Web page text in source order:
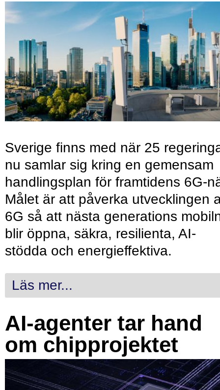
Sverige finns med när 25
nu samlar sig kring en gemensam
handlingsplan för framtidens 6G-
Målet är att påverka utvecklingen
6G så att nästa generations
blir öppna, säkra, resilienta, AI-
stödda och energieffektiva.
Läs mer...
AI-agenter tar hand
om chipprojektet